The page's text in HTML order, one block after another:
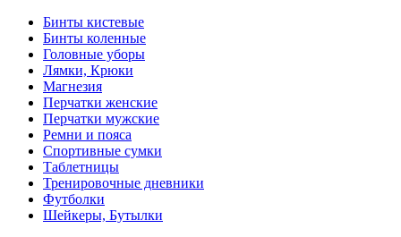
Бинты кистевые
Бинты коленные
Головные уборы
Лямки, Крюки
Магнезия
Перчатки женские
Перчатки мужские
Ремни и пояса
Спортивные сумки
Таблетницы
Тренировочные дневники
Футболки
Шейкеры, Бутылки